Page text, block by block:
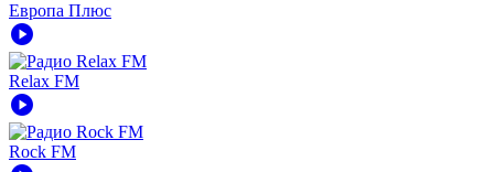
Европа Плюс
play_circle
Relax FM
play_circle
Rock FM